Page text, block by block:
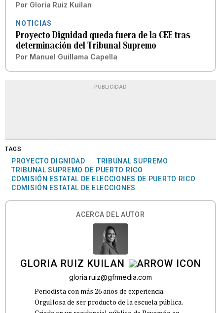
Por Gloria Ruiz Kuilan
NOTICIAS
Proyecto Dignidad queda fuera de la CEE tras
determinación del Tribunal Supremo
Por Manuel Guillama Capella
PUBLICIDAD
TAGS
PROYECTO DIGNIDAD
TRIBUNAL SUPREMO
TRIBUNAL SUPREMO DE PUERTO RICO
COMISIÓN ESTATAL DE ELECCIONES DE PUERTO RICO
COMISIÓN ESTATAL DE ELECCIONES
ACERCA DEL AUTOR
GLORIA RUIZ KUILAN
gloria.ruiz@gfrmedia.com
Periodista con más 26 años de experiencia.
Orgullosa de ser producto de la escuela pública.